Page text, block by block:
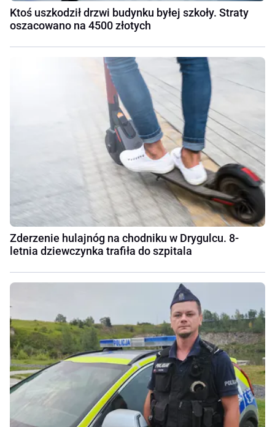
Ktoś uszkodził drzwi budynku byłej szkoły. Straty
oszacowano na 4500 złotych
Zderzenie hulajnóg na chodniku w Drygulcu. 8-
letnia dziewczynka trafiła do szpitala